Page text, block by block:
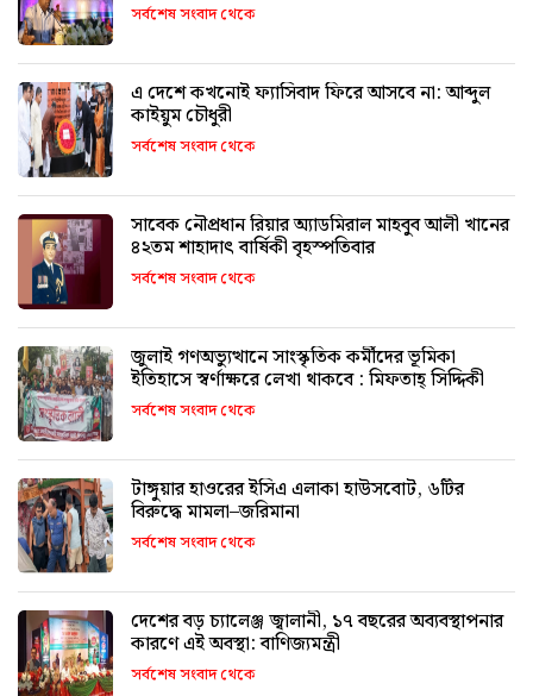
সর্বশেষ সংবাদ থেকে
এ দেশে কখনোই ফ্যাসিবাদ ফিরে আসবে না: আব্দুল
কাইয়ুম চৌধুরী
সর্বশেষ সংবাদ থেকে
সাবেক নৌপ্রধান রিয়ার অ্যাডমিরাল মাহবুব আলী খানের
৪২তম শাহাদাৎ বার্ষিকী বৃহস্পতিবার
সর্বশেষ সংবাদ থেকে
জুলাই গণঅভ্যুত্থানে সাংস্কৃতিক কর্মীদের ভূমিকা
ইতিহাসে স্বর্ণাক্ষরে লেখা থাকবে : মিফতাহ্ সিদ্দিকী
সর্বশেষ সংবাদ থেকে
টাঙ্গুয়ার হাওরের ইসিএ এলাকা হাউসবোট, ৬টির
বিরুদ্ধে মামলা–জরিমানা
সর্বশেষ সংবাদ থেকে
দেশের বড় চ্যালেঞ্জ জ্বালানী, ১৭ বছরের অব্যবস্থাপনার
কারণে এই অবস্থা: বাণিজ্যমন্ত্রী
সর্বশেষ সংবাদ থেকে